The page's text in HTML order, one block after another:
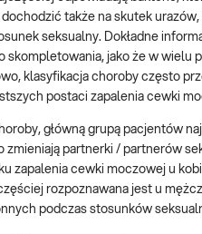
także na skutek
seksualny. Dokładne
jako że w
klasyfikacja choroby często
postaci zapalenia cewki
główną grupą pacjentów
partnerki / partnerów
zapalenia cewki moczowej u
rozpoznawana jest u
podczas stosunków